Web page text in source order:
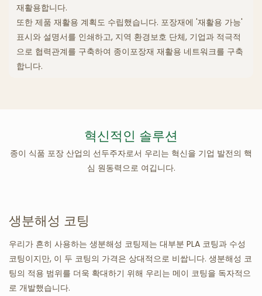
재활용합니다.
또한 제품 재활용 계획도 수립했습니다. 포장재에 '재활용 가능'
표시와 설명서를 인쇄하고, 지역 환경보호 단체, 기업과 적극적
으로 협력관계를 구축하여 종이포장재 재활용 네트워크를 구축
합니다.
혁신적인 솔루션
종이 식품 포장 산업의 선두주자로서 우리는 혁신을 기업 발전의 핵
심 원동력으로 여깁니다.
생분해성 코팅
우리가 흔히 사용하는 생분해성 코팅제는 대부분 PLA 코팅과 수성
코팅이지만, 이 두 코팅의 가격은 상대적으로 비쌉니다. 생분해성 코
팅의 적용 범위를 더욱 확대하기 위해 우리는 메이 코팅을 독자적으
로 개발했습니다.